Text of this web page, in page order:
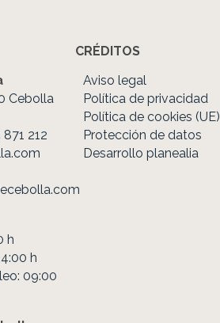
Cebolla
212
h
h
09:00
CRÉDITOS
Aviso legal
Política de privacidad
Política de cookies (UE)
Protección de datos
Desarrollo planealia